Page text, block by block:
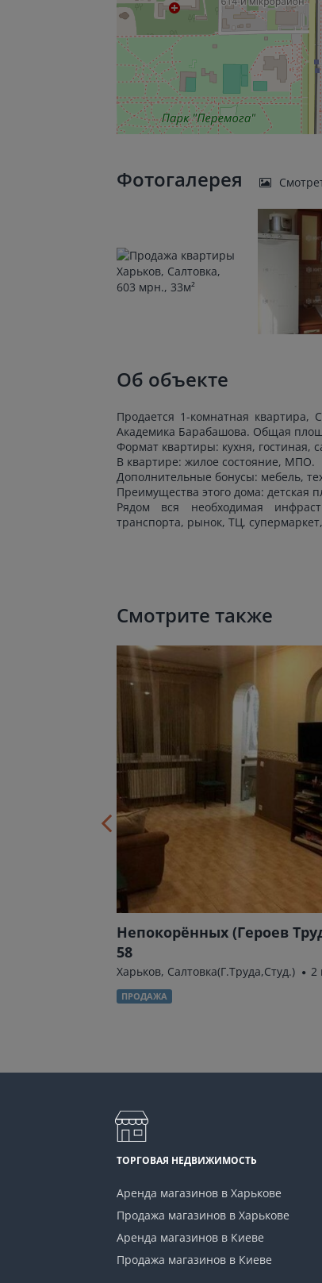
Фотогалерея
Об объекте
Продается 1-комнатная
Академика Барабашова. Общая
Формат квартиры: кухня, гостиная,
В квартире: жилое состояние, МПО.
Дополнительные бонусы: мебель,
Преимущества этого дома: детская
Рядом вся необходимая
транспорта, рынок, ТЦ,
Смотрите также
Непокорённых (Героев
58
Харьков, Салтовка(Г.Труда,Студ.) 2
ПРОДАЖА
ТОРГОВАЯ НЕДВИЖИМОСТЬ
Аренда магазинов в Харькове
Продажа магазинов в Харькове
Аренда магазинов в Киеве
Продажа магазинов в Киеве